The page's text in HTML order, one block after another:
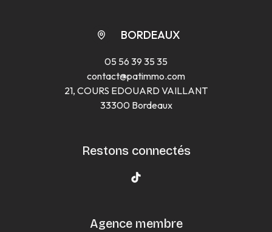
BORDEAUX
05 56 39 35 35
contact@patimmo.com
21, COURS EDOUARD VAILLANT
33300 Bordeaux
Restons connectés
Agence membre